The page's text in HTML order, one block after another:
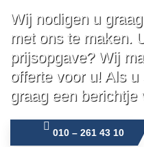
Wij nodigen u
met ons te maken.
prijsopgave? Wij
offerte voor u! Als
graag een berichtje
010 – 261 43 10